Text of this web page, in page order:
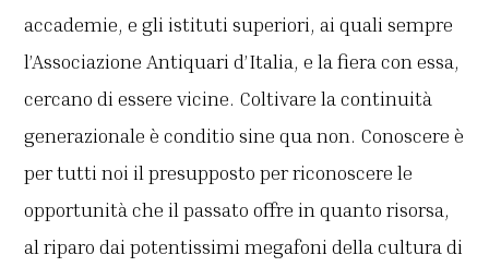
accademie, e gli istituti superiori, ai quali sempre
l’Associazione Antiquari d’Italia, e la fiera con essa,
cercano di essere vicine. Coltivare la continuità
generazionale è conditio sine qua non. Conoscere è
per tutti noi il presupposto per riconoscere le
opportunità che il passato offre in quanto risorsa,
al riparo dai potentissimi megafoni della cultura di